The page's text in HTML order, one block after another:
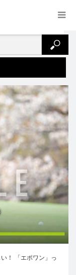
！ 「エポワン」っ